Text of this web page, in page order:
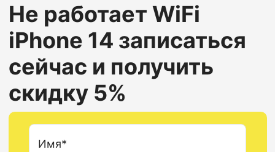
Не работает WiFi
iPhone 14 записаться
сейчас и получить
скидку 5%
Имя*